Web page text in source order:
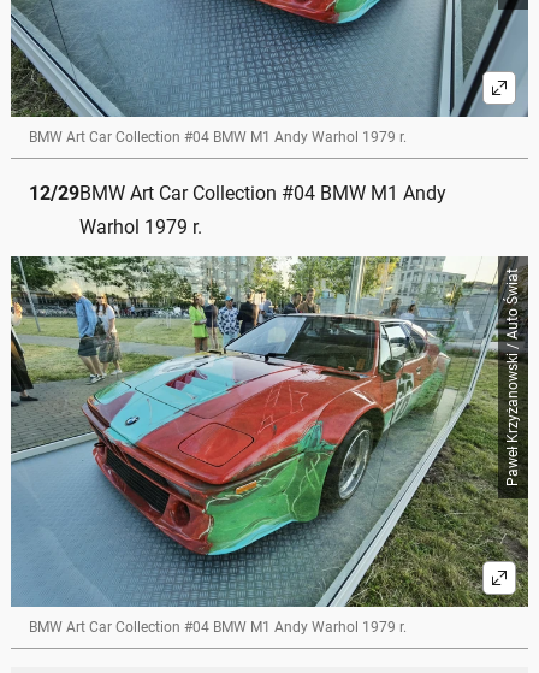
BMW Art Car Collection #04 BMW M1 Andy Warhol 1979 r.
12/29BMW Art Car Collection #04 BMW M1 Andy
Warhol 1979 r.
Paweł Krzyżanowski / Auto Świat
BMW Art Car Collection #04 BMW M1 Andy Warhol 1979 r.